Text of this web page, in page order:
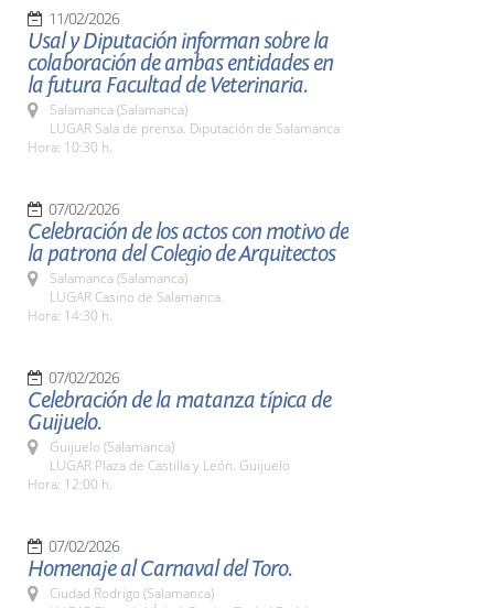
11/02/2026
Usal y Diputación informan sobre la
colaboración de ambas entidades en
la futura Facultad de Veterinaria.
Salamanca (Salamanca)
LUGAR Sala de prensa. Diputación de Salamanca
Hora: 10:30 h.
07/02/2026
Celebración de los actos con motivo de
la patrona del Colegio de Arquitectos
Salamanca (Salamanca)
LUGAR Casino de Salamanca.
Hora: 14:30 h.
07/02/2026
Celebración de la matanza típica de
Guijuelo.
Guijuelo (Salamanca)
LUGAR Plaza de Castilla y León. Guijuelo
Hora: 12:00 h.
07/02/2026
Homenaje al Carnaval del Toro.
Ciudad Rodrigo (Salamanca)